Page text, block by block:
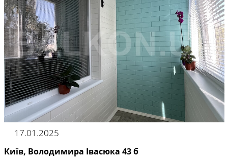
17.01.2025
Київ, Володимира Івасюка 43 б